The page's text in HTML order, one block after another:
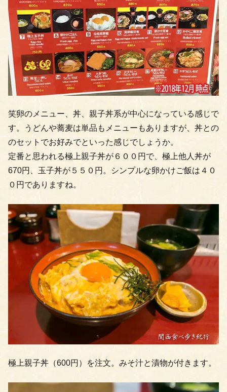
笑卵のメニュー、丼、親子丼系が中心になっている感じで
す。うどんや蕎麦は単品もメニューもありますが、丼との
のセットでお好みでといった感じでしょうか。
定番と思われる極上親子丼が６００円で、極上他人丼が
670円、玉子丼が５５０円。シンプルな卵かけご飯は４０
０円でありますね。
極上親子丼（600円）を注文。みそ汁と漬物が付きます。